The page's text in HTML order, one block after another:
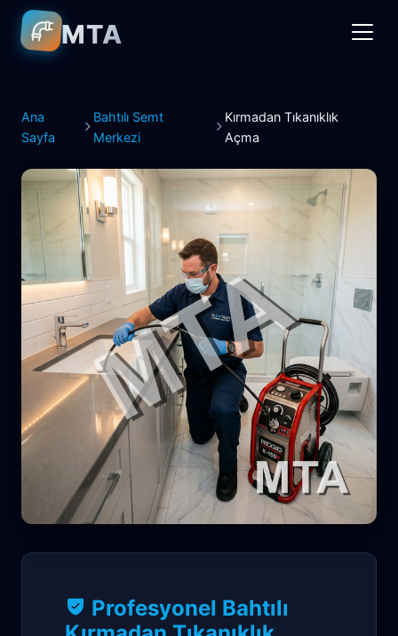
MTA
Ana
Sayfa
Bahtılı Semt
Merkezi
Kırmadan Tıkanıklık
Açma
Bahtılı Kırmadan
Profesyonel Bahtılı